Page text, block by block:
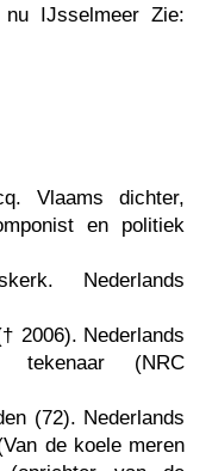
IJsselmeer Zie:
Vlaams dichter,
en politiek
Nederlands
2006). Nederlands
tekenaar (NRC
(72). Nederlands
de koele meren